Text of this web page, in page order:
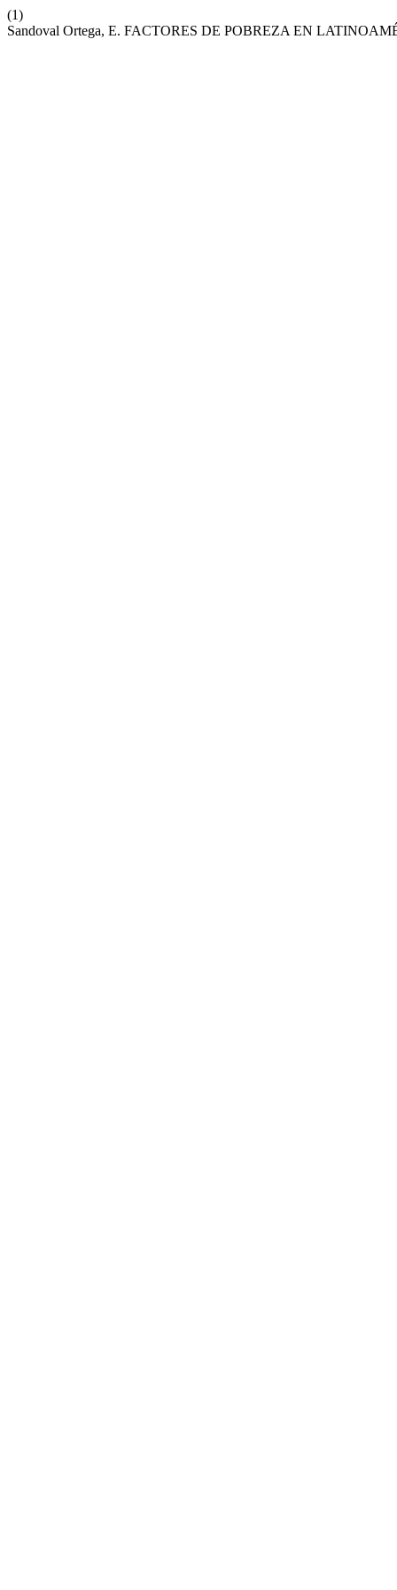
(1)
Sandoval Ortega, E. FACTORES DE POBREZA EN